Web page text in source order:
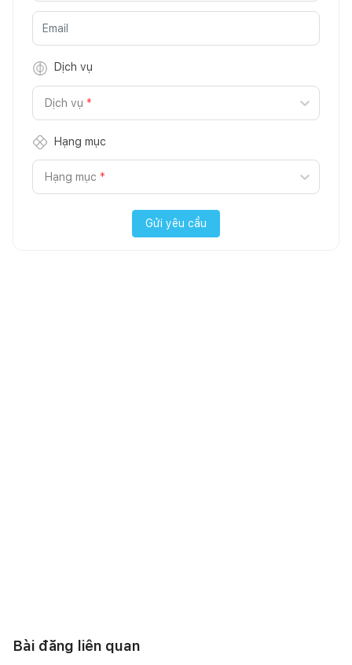
Dịch vụ
Dịch vụ *
Hạng mục
Hạng mục *
Gửi yêu cầu
Bài đăng liên quan